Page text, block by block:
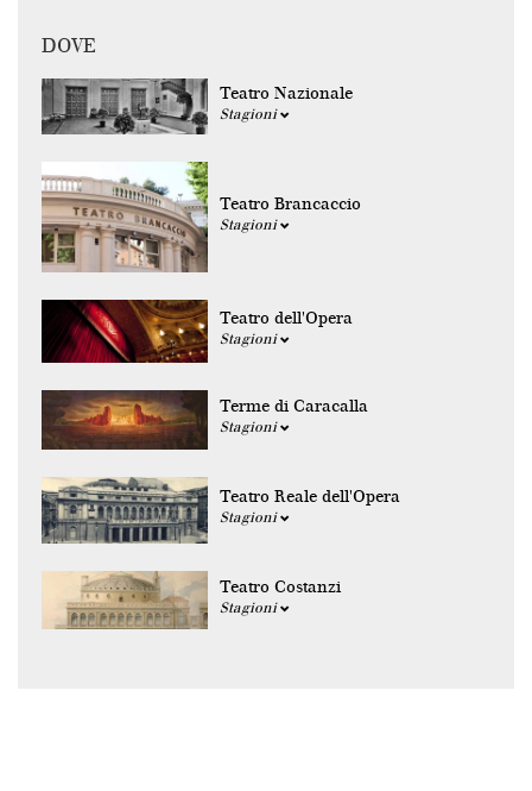
DOVE
Teatro Nazionale
Stagioni
Teatro Brancaccio
Stagioni
Teatro dell'Opera
Stagioni
Terme di Caracalla
Stagioni
Teatro Reale dell'Opera
Stagioni
Teatro Costanzi
Stagioni